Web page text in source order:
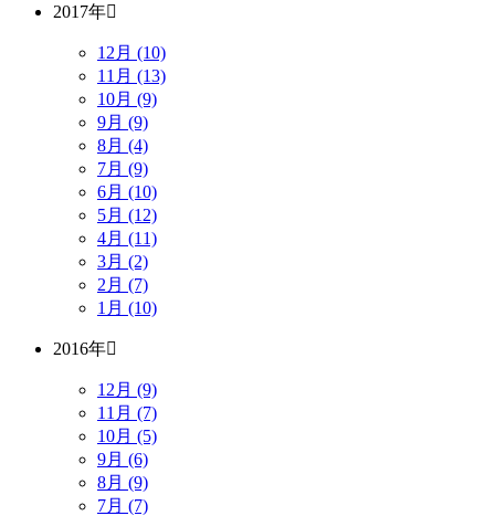
2017年
12月 (10)
11月 (13)
10月 (9)
9月 (9)
8月 (4)
7月 (9)
6月 (10)
5月 (12)
4月 (11)
3月 (2)
2月 (7)
1月 (10)
2016年
12月 (9)
11月 (7)
10月 (5)
9月 (6)
8月 (9)
7月 (7)